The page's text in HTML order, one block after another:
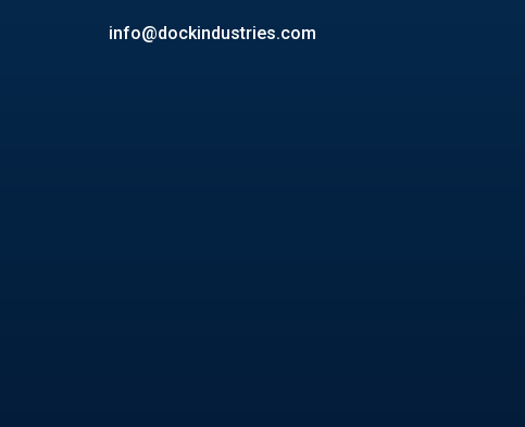
info@dockindustries.com